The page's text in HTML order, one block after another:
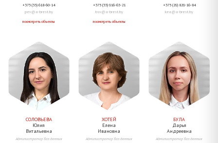
+375 (33) 618-60-14
pev@a-brest.by
посмотреть объекты
+375 (33) 916-63-21
bsv@a-brest.by
посмотреть объекты
+375 (29) 829-16-84
kea@a-brest.by
СОЛОВЬЕВА
Юлия
Витальевна
Администратор баз данных
ХОТЕЙ
Елена
Ивановна
Администратор баз данных
БУЛА
Дарья
Андреевна
Администратор баз данных